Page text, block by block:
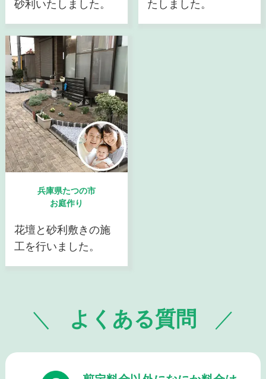
砂利いたしました。
たしました。
兵庫県たつの市
お庭作り
花壇と砂利敷きの施
工を行いました。
よくある質問